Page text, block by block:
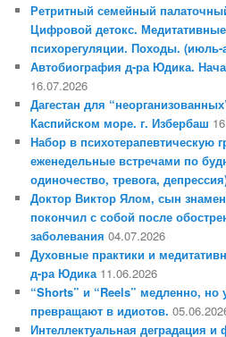
Ретритный семейный
Цифровой детокс.
психорегуляции. Походы. (июль-
Автобиография д-ра Юдика.
16.07.2026
Дагестан для
Каспийском море. г. Избербаш
Набор в психотерапевтическую
еженедельные встречами по
одиночество, тревога,
Доктор Виктор Ялом, сын
покончил с собой после
заболевания 04.07.2026
Духовные практики и
д-ра Юдика 11.06.2026
“Shorts” и “Reels” медленно, но
превращают в идиотов.
Интеллектуальная деградация